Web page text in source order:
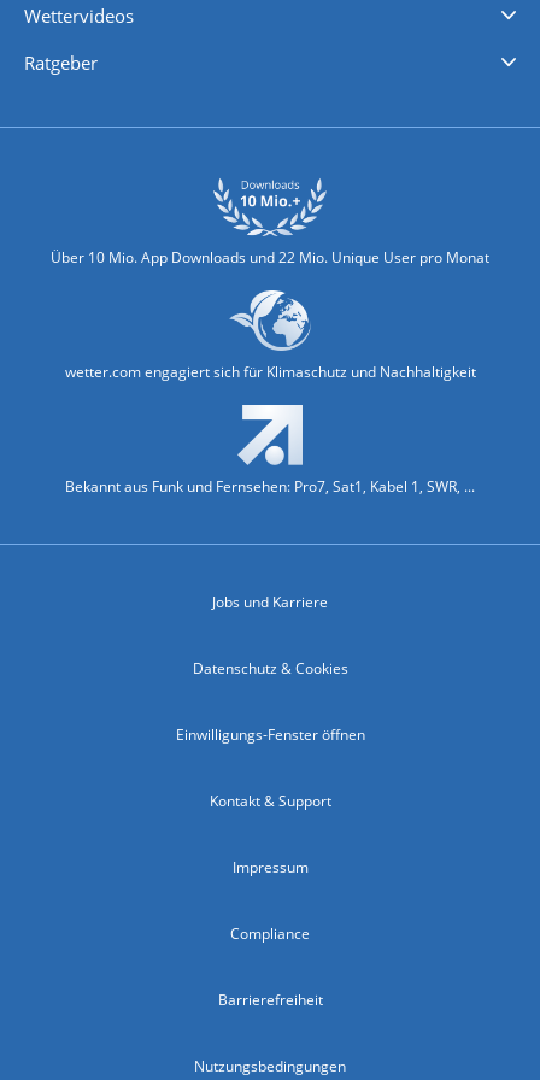
Wettervideos
Ratgeber
Über 10 Mio. App Downloads und 22 Mio. Unique User pro Monat
wetter.com engagiert sich für Klimaschutz und Nachhaltigkeit
Bekannt aus Funk und Fernsehen: Pro7, Sat1, Kabel 1, SWR, ...
Jobs und Karriere
Datenschutz & Cookies
Einwilligungs-Fenster öffnen
Kontakt & Support
Impressum
Compliance
Barrierefreiheit
Nutzungsbedingungen